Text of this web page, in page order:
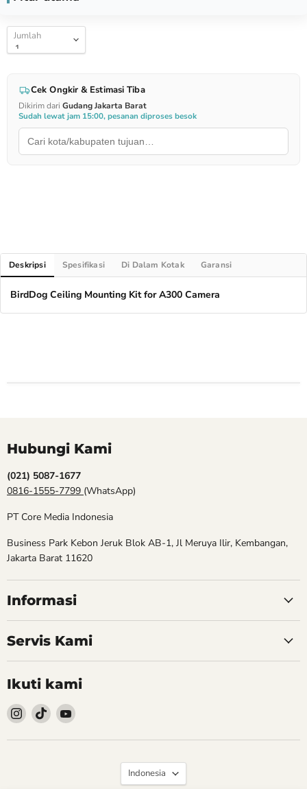
Jumlah
Cek Ongkir & Estimasi Tiba
Dikirim dari Gudang Jakarta Barat
Sudah lewat jam 15:00, pesanan diproses besok
Deskripsi Spesifikasi Di Dalam Kotak Garansi
BirdDog Ceiling Mounting Kit for A300 Camera
Hubungi Kami
(021) 5087-1677
0816-1555-7799 (WhatsApp)
PT Core Media Indonesia
Business Park Kebon Jeruk Blok AB-1, Jl Meruya Ilir, Kembangan,
Jakarta Barat 11620
Informasi
Servis Kami
Ikuti kami
Follow
kami
Instagram
Follow
kami
TikTok
Follow
YouTube
Bahasa
Indonesia